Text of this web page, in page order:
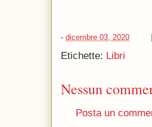
- dicembre 03, 2020
Etichette: Libri
Nessun
Posta un